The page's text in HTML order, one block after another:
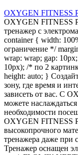
OXYGEN FITNESS
OXYGEN FITNESS
тренажер с
container { width:
ограничение */
wrap: wrap; gap:
10px); /* по 2
height: auto; }
зону, где время и
зависеть от вас. С
можете
необходимости
OXYGEN FITNESS
высокопрочного
тренажера даже при
Тренажер оснащен